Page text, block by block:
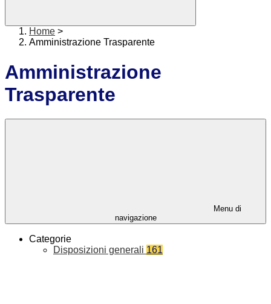
Home >
Amministrazione Trasparente
Amministrazione
Trasparente
Menu di
navigazione
Categorie
Disposizioni generali 161